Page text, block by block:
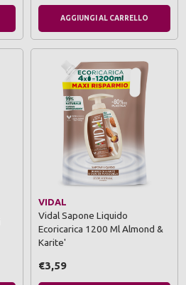
AGGIUNGI AL CARRELLO
VIDAL
Vidal Sapone Liquido
Ecoricarica 1200 Ml Almond &
Karite'
€3,59